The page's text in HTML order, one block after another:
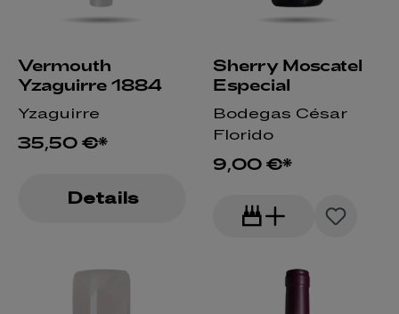
Vermouth
Yzaguirre 1884
Yzaguirre
35,50 €*
Details
Sherry Moscatel
Especial
Bodegas César
Florido
9,00 €*